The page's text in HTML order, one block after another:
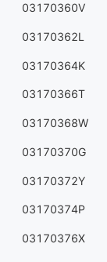
03170360V
03170362L
03170364K
03170366T
03170368W
03170370G
03170372Y
03170374P
03170376X